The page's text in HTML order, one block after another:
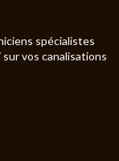
spécialistes
vos canalisations